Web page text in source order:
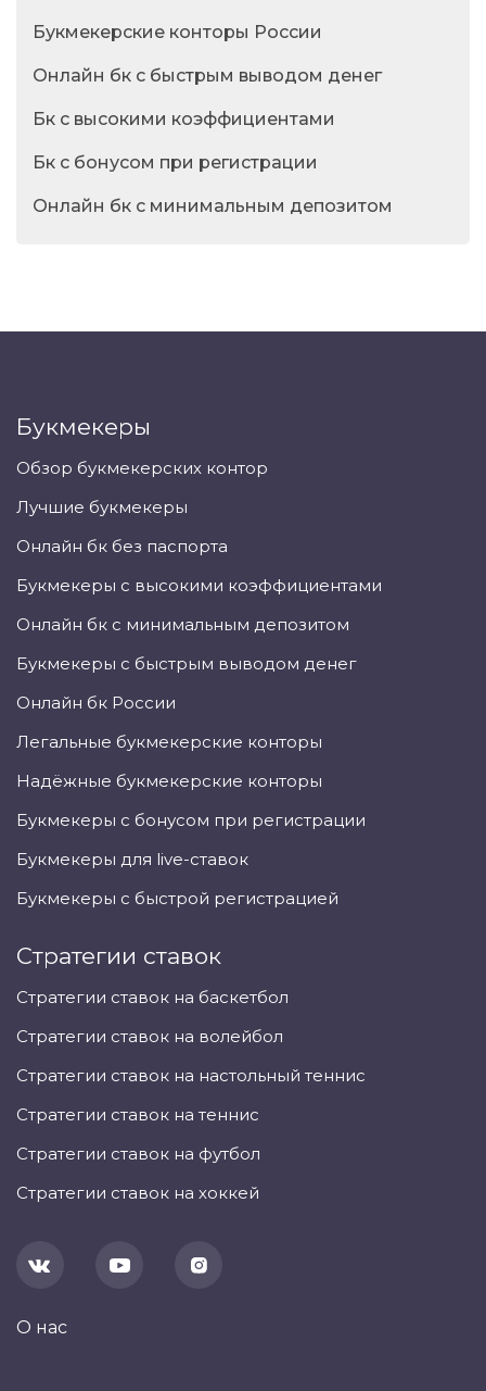
Букмекерские конторы России
Онлайн бк с быстрым выводом денег
Бк с высокими коэффициентами
Бк с бонусом при регистрации
Онлайн бк с минимальным депозитом
Букмекеры
Обзор букмекерских контор
Лучшие букмекеры
Онлайн бк без паспорта
Букмекеры с высокими коэффициентами
Онлайн бк с минимальным депозитом
Букмекеры с быстрым выводом денег
Онлайн бк России
Легальные букмекерские конторы
Надёжные букмекерские конторы
Букмекеры с бонусом при регистрации
Букмекеры для live-ставок
Букмекеры с быстрой регистрацией
Стратегии ставок
Стратегии ставок на баскетбол
Стратегии ставок на волейбол
Стратегии ставок на настольный теннис
Стратегии ставок на теннис
Стратегии ставок на футбол
Стратегии ставок на хоккей
О нас